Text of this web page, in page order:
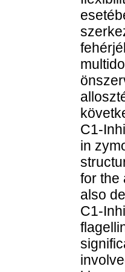
C1-
in
for the
also
C1-